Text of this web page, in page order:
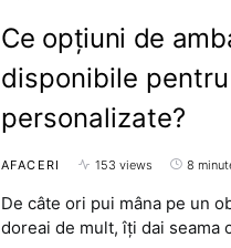
Ce opțiuni de
disponibile
personalizate?
AFACERI 153 views 8
De câte ori pui mâna pe un
doreai de mult, îți dai seama